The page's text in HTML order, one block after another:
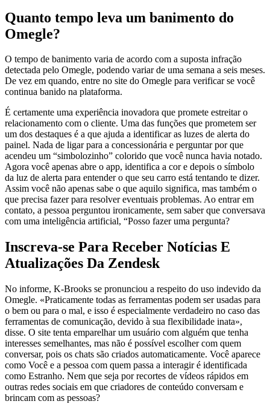
Quanto tempo leva um banimento do
Omegle?
O tempo de banimento varia de acordo com a suposta infração
detectada pelo Omegle, podendo variar de uma semana a seis meses.
De vez em quando, entre no site do Omegle para verificar se você
continua banido na plataforma.
É certamente uma experiência inovadora que promete estreitar o
relacionamento com o cliente. Uma das funções que prometem ser
um dos destaques é a que ajuda a identificar as luzes de alerta do
painel. Nada de ligar para a concessionária e perguntar por que
acendeu um “simbolozinho” colorido que você nunca havia notado.
Agora você apenas abre o app, identifica a cor e depois o símbolo
da luz de alerta para entender o que seu carro está tentando te dizer.
Assim você não apenas sabe o que aquilo significa, mas também o
que precisa fazer para resolver eventuais problemas. Ao entrar em
contato, a pessoa perguntou ironicamente, sem saber que conversava
com uma inteligência artificial, “Posso fazer uma pergunta?
Inscreva-se Para Receber Notícias E
Atualizações Da Zendesk
No informe, K-Brooks se pronunciou a respeito do uso indevido da
Omegle. «Praticamente todas as ferramentas podem ser usadas para
o bem ou para o mal, e isso é especialmente verdadeiro no caso das
ferramentas de comunicação, devido à sua flexibilidade inata»,
disse. O site tenta emparelhar um usuário com alguém que tenha
interesses semelhantes, mas não é possível escolher com quem
conversar, pois os chats são criados automaticamente. Você aparece
como Você e a pessoa com quem passa a interagir é identificada
como Estranho. Nem que seja por recortes de vídeos rápidos em
outras redes sociais em que criadores de conteúdo conversam e
brincam com as pessoas?